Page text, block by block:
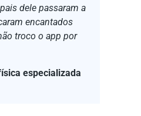
dele passaram a
encantados
troco o app por
especializada